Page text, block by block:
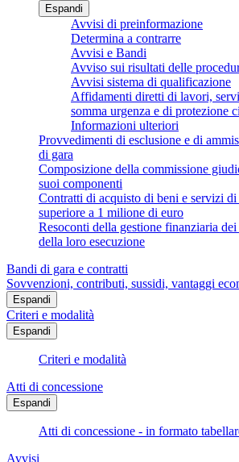
Espandi
Avvisi di preinformazione
Determina a contrarre
Avvisi e Bandi
Avviso sui risultati delle
Avvisi sistema di qualificazione
Affidamenti diretti di lavori,
somma urgenza e di protezione
Informazioni ulteriori
Provvedimenti di esclusione e di
di gara
Composizione della commissione
suoi componenti
Contratti di acquisto di beni e servizi
superiore a 1 milione di euro
Resoconti della gestione finanziaria
della loro esecuzione
Bandi di gara e contratti
Sovvenzioni, contributi, sussidi, vantaggi
Espandi
Criteri e modalità
Espandi
Criteri e modalità
Atti di concessione
Espandi
Atti di concessione - in formato
Avvisi